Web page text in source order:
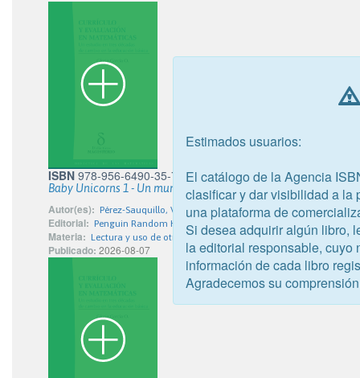
ISBN 978-956-6490-35-7
Baby Unicorns 1 - Un mundo lleno de unicornios bebés
Autor(es): Pérez-Sauquillo, Vanesa
Editorial: Penguin Random House Grupo Editorial
Materia: Lectura y uso de otros medios de información para gente
Publicado: 2026-08-07
Estimados usuarios:
El catálogo de la Agencia
clasificar y dar visibilidad a la
una plataforma de
Si desea adquirir algún libro,
la editorial responsable, cuyo
información de cada libro
Agradecemos su